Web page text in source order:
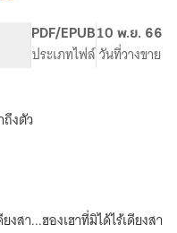
PDF/EPUB
ประเภทไฟล์
10 พ.ย. 66
วันที่วางขาย
งตัว
สา...ฮองเฮาที่มิได้ไร้เดียงสา